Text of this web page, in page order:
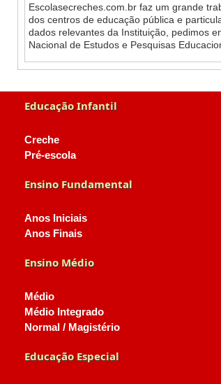
Escolasecreches.com.br faz um grande
dos centros de educação pública e
dados relevantes da Instituição, pedimos
Nacional de Estudos e Pesquisas
Educação Infantil
Creche
Pré-escola
Ensino Fundamental
Anos Iniciais
Anos Finais
Ensino Médio
Médio
Médio Integrado
Normal / Magistério
Educação Especial